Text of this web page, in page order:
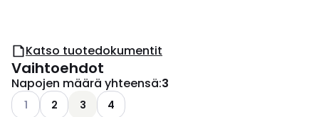
Katso tuotedokumentit
Vaihtoehdot
Napojen määrä yhteensä:3
Katso käytettävissä olevat vaihtoehdot
1 2 3 4